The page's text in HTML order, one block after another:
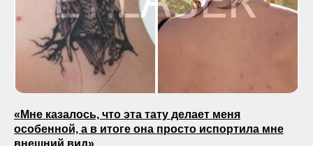
«Мне казалось, что эта тату делает меня
особенной, а в итоге она просто испортила мне